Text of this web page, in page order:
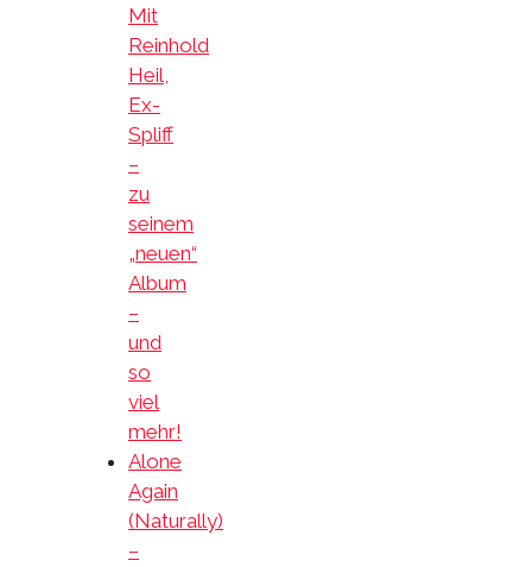
Mit
Reinhold
Heil,
Ex-
Spliff
–
zu
seinem
„neuen“
Album
–
und
so
viel
mehr!
Alone
Again
(Naturally)
–